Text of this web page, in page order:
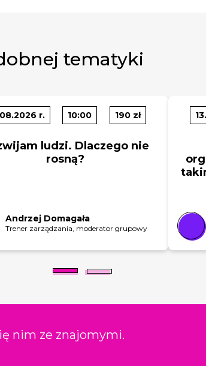
tematyki
r. 10:00 190 zł
ludzi. Dlaczego nie
rosną?
Andrzej Domagała
Trener zarządzania, moderator grupowy
nim ze znajomymi.